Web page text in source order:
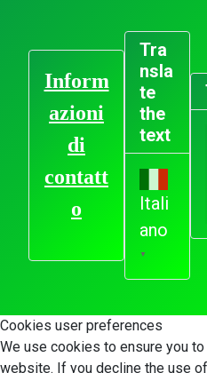
Inform
azioni
di
contatt
o
Tra
nsla
te
the
text
Itali
ano
▼
Cookies user preferences
We use cookies to ensure you
website. If you decline the use